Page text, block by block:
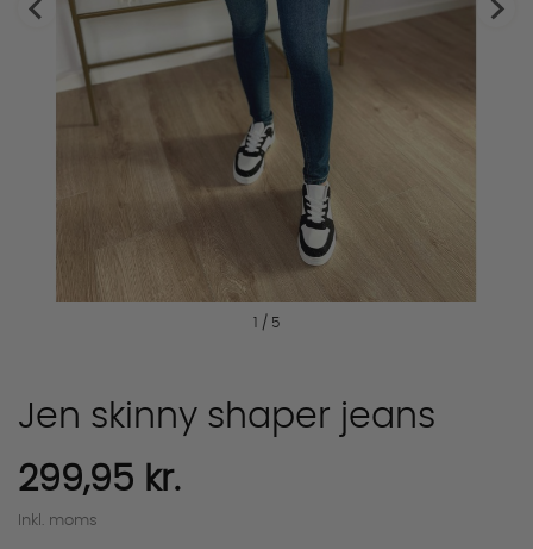
1 / 5
Jen skinny shaper jeans
299,95 kr.
Inkl. moms